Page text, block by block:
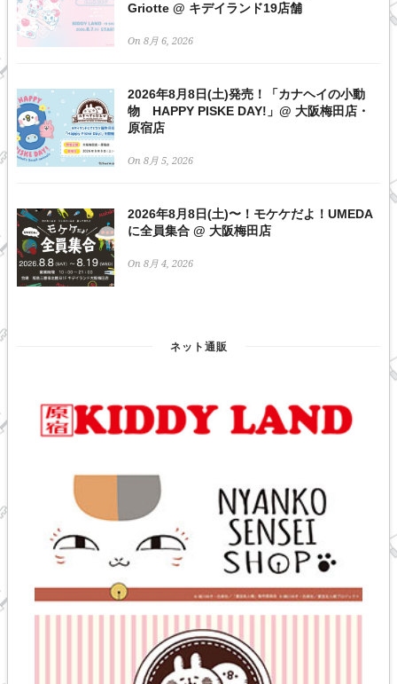
Griotte @ キデイランド19店舗
On 8月 6, 2026
2026年8月8日(土)発売！「カナヘイの小動
物 HAPPY PISKE DAY!」@ 大阪梅田店・
原宿店
On 8月 5, 2026
2026年8月8日(土)〜！モケケだよ！UMEDA
に全員集合 @ 大阪梅田店
On 8月 4, 2026
ネット通販